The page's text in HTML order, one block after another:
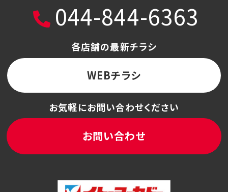
044-844-6363
各店舗の最新チラシ
WEBチラシ
お気軽にお問い合わせください
お問い合わせ